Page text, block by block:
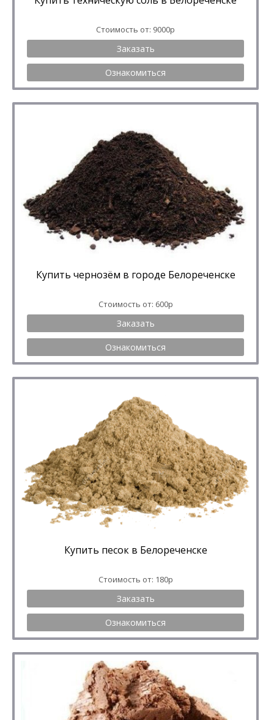
Стоимость от: 9000р
Заказать
Ознакомиться
Купить чернозём в городе Белореченске
Стоимость от: 600р
Заказать
Ознакомиться
Купить песок в Белореченске
Стоимость от: 180р
Заказать
Ознакомиться